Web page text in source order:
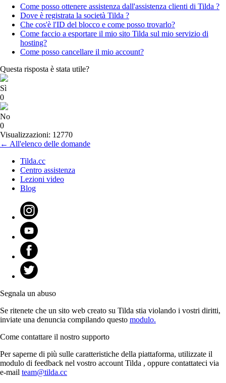
Come posso ottenere assistenza dall'assistenza clienti di Tilda ?
Dove è registrata la società Tilda ?
Che cos'è l'ID del blocco e come posso trovarlo?
Come faccio a esportare il mio sito Tilda sul mio servizio di
hosting?
Come posso cancellare il mio account?
Questa risposta è stata utile?
Sì
0
No
0
Visualizzazioni: 12770
← All'elenco delle domande
Tilda.cc
Centro assistenza
Lezioni video
Blog
Segnala un abuso
Se ritenete che un sito web creato su Tilda stia violando i vostri diritti,
inviate una denuncia compilando questo modulo.
Come contattare il nostro supporto
Per saperne di più sulle caratteristiche della piattaforma, utilizzate il
modulo di feedback nel vostro account Tilda , oppure contattateci via
e-mail team@tilda.cc